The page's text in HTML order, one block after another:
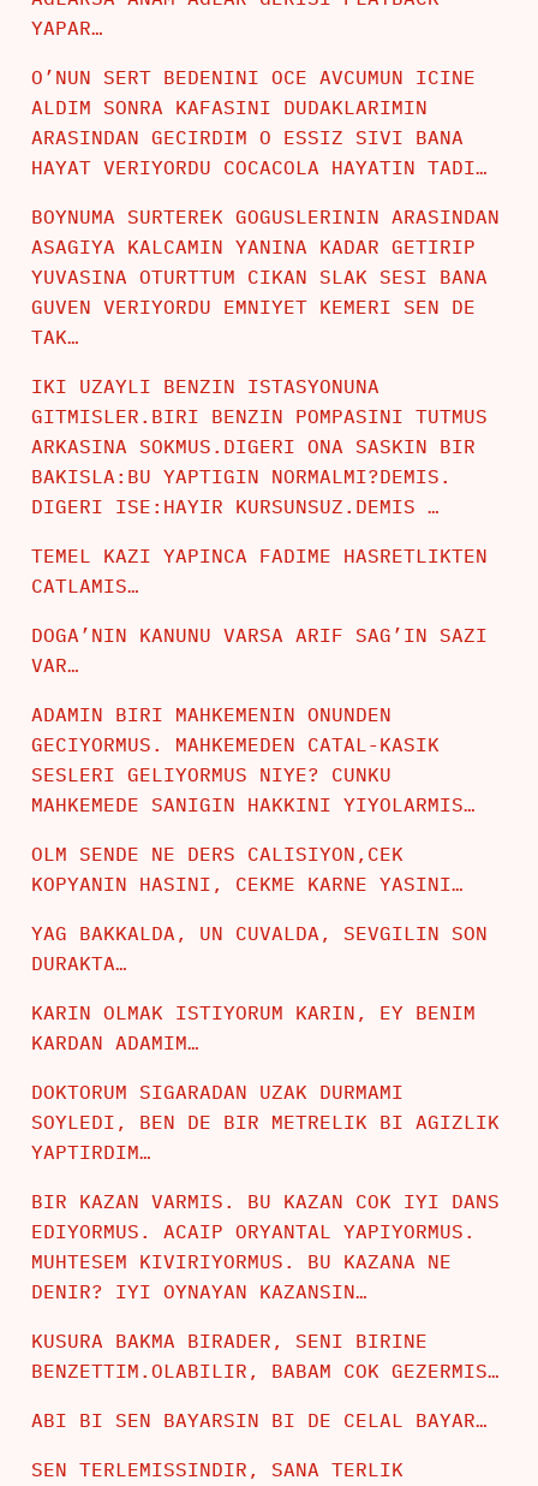
YAPAR…
O’NUN SERT BEDENINI OCE AVCUMUN ICINE
ALDIM SONRA KAFASINI DUDAKLARIMIN
ARASINDAN GECIRDIM O ESSIZ SIVI BANA
HAYAT VERIYORDU COCACOLA HAYATIN TADI…
BOYNUMA SURTEREK GOGUSLERININ ARASINDAN
ASAGIYA KALCAMIN YANINA KADAR GETIRIP
YUVASINA OTURTTUM CIKAN SLAK SESI BANA
GUVEN VERIYORDU EMNIYET KEMERI SEN DE
TAK…
IKI UZAYLI BENZIN ISTASYONUNA
GITMISLER.BIRI BENZIN POMPASINI TUTMUS
ARKASINA SOKMUS.DIGERI ONA SASKIN BIR
BAKISLA:BU YAPTIGIN NORMALMI?DEMIS.
DIGERI ISE:HAYIR KURSUNSUZ.DEMIS …
TEMEL KAZI YAPINCA FADIME HASRETLIKTEN
CATLAMIS…
DOGA’NIN KANUNU VARSA ARIF SAG’IN SAZI
VAR…
ADAMIN BIRI MAHKEMENIN ONUNDEN
GECIYORMUS. MAHKEMEDEN CATAL-KASIK
SESLERI GELIYORMUS NIYE? CUNKU
MAHKEMEDE SANIGIN HAKKINI YIYOLARMIS…
OLM SENDE NE DERS CALISIYON,CEK
KOPYANIN HASINI, CEKME KARNE YASINI…
YAG BAKKALDA, UN CUVALDA, SEVGILIN SON
DURAKTA…
KARIN OLMAK ISTIYORUM KARIN, EY BENIM
KARDAN ADAMIM…
DOKTORUM SIGARADAN UZAK DURMAMI
SOYLEDI, BEN DE BIR METRELIK BI AGIZLIK
YAPTIRDIM…
BIR KAZAN VARMIS. BU KAZAN COK IYI DANS
EDIYORMUS. ACAIP ORYANTAL YAPIYORMUS.
MUHTESEM KIVIRIYORMUS. BU KAZANA NE
DENIR? IYI OYNAYAN KAZANSIN…
KUSURA BAKMA BIRADER, SENI BIRINE
BENZETTIM.OLABILIR, BABAM COK GEZERMIS…
ABI BI SEN BAYARSIN BI DE CELAL BAYAR…
SEN TERLEMISSINDIR, SANA TERLIK